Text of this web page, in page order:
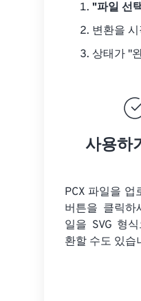
"파일 선
변환을
상태가 "
사용하
PCX 파일을 업
버튼을 클릭
일을 SVG 형
환할 수도 있습